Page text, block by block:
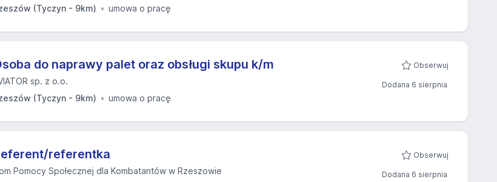
(Tyczyn - 9km)
umowa o pracę
do naprawy palet oraz obsługi skupu k/m
sp. z o.o.
(Tyczyn - 9km)
umowa o pracę
Obserwuj
Dodana 6 sierpnia
referentka
Pomocy Społecznej dla Kombatantów w Rzeszowie
Obserwuj
Dodana 6 sierpnia